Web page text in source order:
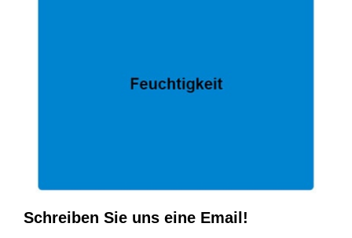
Schreiben Sie uns eine Email!